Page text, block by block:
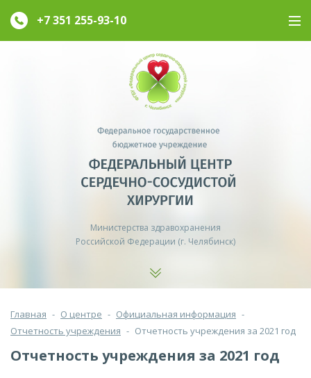
+7 351 255-93-10
Министерства здравохранения
Российской Федерации (г. Челябинск)
Главная - О центре - Официальная информация -
Отчетность учреждения - Отчетность учреждения за 2021 год
Отчетность учреждения за 2021 год